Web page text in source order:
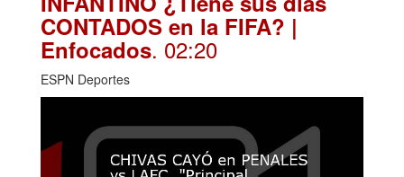
CONTADOS en la FIFA? |
Enfocados. 02:20
ESPN Deportes